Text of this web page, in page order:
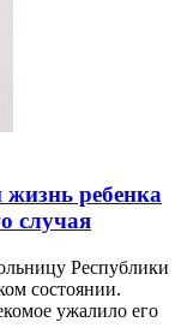
ребенка
случая
Республики
состоянии.
ужалило его